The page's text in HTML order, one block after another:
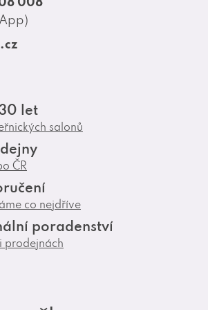
p
u
let
salonů
ČR
co nejdříve
poradenství
prodejnách